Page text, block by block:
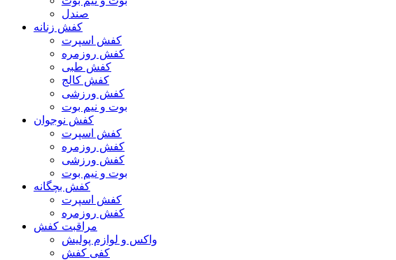
صندل
کفش زنانه
کفش اسپرت
کفش روزمره
کفش طبی
کفش کالج
کفش ورزشی
بوت و نیم بوت
کفش نوجوان
کفش اسپرت
کفش روزمره
کفش ورزشی
بوت و نیم بوت
کفش بچگانه
کفش اسپرت
کفش روزمره
مراقبت کفش
واکس و لوازم پولیش
کفی کفش